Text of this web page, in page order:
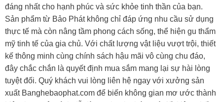
đáng nhất cho hạnh phúc và sức khỏe tinh thần của bạn.
Sản phẩm từ Bảo Phát không chỉ đáp ứng nhu cầu sử dụng
thực tế mà còn nâng tầm phong cách sống, thể hiện gu thẩm
mỹ tinh tế của gia chủ. Với chất lượng vật liệu vượt trội, thiết
kế thông minh cùng chính sách hậu mãi vô cùng chu đáo,
đây chắc chắn là quyết định mua sắm mang lại sự hài lòng
tuyệt đối. Quý khách vui lòng liên hệ ngay với xưởng sản
xuất Banghebaophat.com để biến không gian mơ ước thành